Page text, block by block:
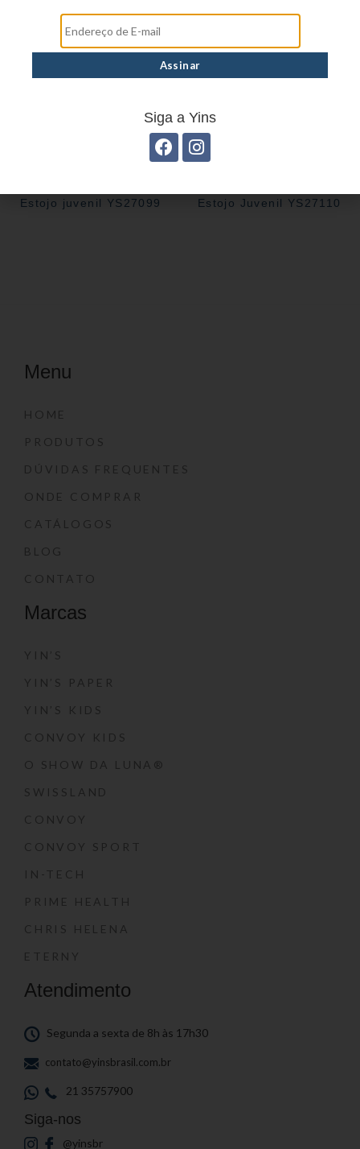
Estojo juvenil YS27099 Estojo Juvenil YS27110
Menu
HOME
PRODUTOS
DÚVIDAS FREQUENTES
ONDE COMPRAR
CATÁLOGOS
BLOG
CONTATO
Marcas
YIN’S
YIN’S PAPER
YIN’S KIDS
CONVOY KIDS
O SHOW DA LUNA®
SWISSLAND
CONVOY
CONVOY SPORT
IN-TECH
PRIME HEALTH
CHRIS HELENA
ETERNY
Atendimento
Segunda a sexta de 8h às 17h30
contato@yinsbrasil.com.br
21 35757900
Siga-nos
@yinsbr
Siga a Yins